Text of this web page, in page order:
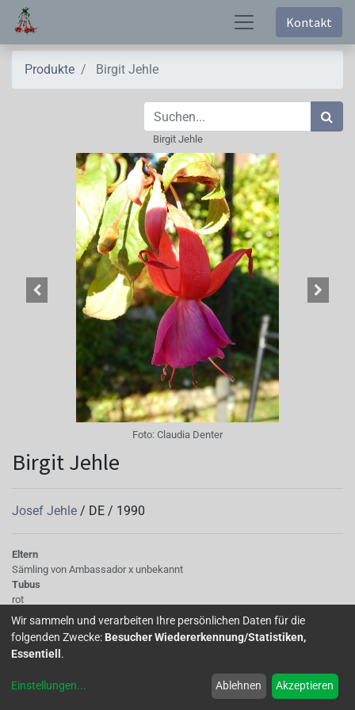
Kontakt
Produkte Birgit Jehle
Birgit Jehle
Foto: Claudia Denter
Birgit Jehle
Josef Jehle / DE / 1990
Eltern
Sämling von Ambassador x unbekannt
Tubus
rot
Sepalen
breit, lang, stark zurückgeschlagen
Korolle/Petalen
pinkfarben mit roter Aderung
einfache Blüte, große
Wir sammeln und verarbeiten Ihre persönlichen Daten für die
folgenden Zwecke: Besucher Wiedererkennung/Statistiken,
Essentiell .
Einstellungen... Ablehnen Akzeptieren